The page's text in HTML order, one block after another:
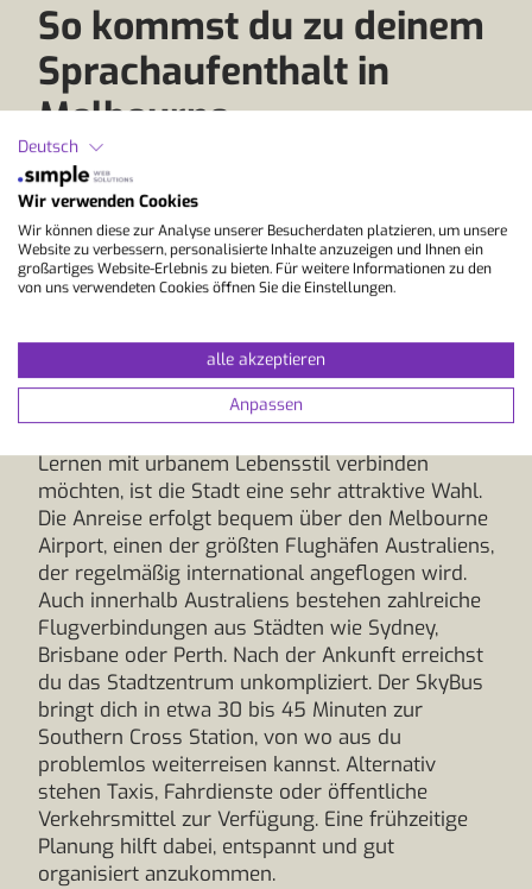
So kommst du zu deinem
Sprachaufenthalt in
Melbourne
Melbourne ist eine der spannendsten Städte
Australiens und ein gefragtes Ziel für
Sprachreisen. Die Metropole im Süden des
Landes vereint kreative Energie, kulturelle
Vielfalt und hochwertige Sprachschulen. Ob für
oder als Einstieg ins Englischlernen, Melbourne
bietet für unterschiedliche Ziele passende
Voraussetzungen. Besonders für alle, die von
Lernen mit urbanem Lebensstil verbinden
möchten, ist die Stadt eine sehr attraktive Wahl.
Die Anreise erfolgt bequem über den Melbourne
Airport, einen der größten Flughäfen Australiens,
der regelmäßig international angeflogen wird.
Auch innerhalb Australiens bestehen zahlreiche
Flugverbindungen aus Städten wie Sydney,
Brisbane oder Perth. Nach der Ankunft erreichst
du das Stadtzentrum unkompliziert. Der SkyBus
bringt dich in etwa 30 bis 45 Minuten zur
Southern Cross Station, von wo aus du
problemlos weiterreisen kannst. Alternativ
stehen Taxis, Fahrdienste oder öffentliche
Verkehrsmittel zur Verfügung. Eine frühzeitige
Planung hilft dabei, entspannt und gut
organisiert anzukommen.
Deutsch
Wir verwenden Cookies
Wir können diese zur Analyse unserer Besucherdaten platzieren, um unsere
Website zu verbessern, personalisierte Inhalte anzuzeigen und Ihnen ein
großartiges Website-Erlebnis zu bieten. Für weitere Informationen zu den
von uns verwendeten Cookies öffnen Sie die Einstellungen.
alle akzeptieren
Anpassen